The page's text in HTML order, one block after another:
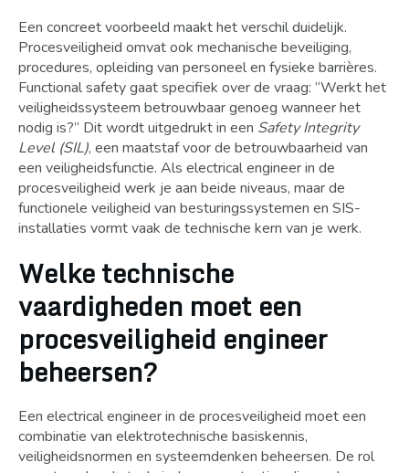
Een concreet voorbeeld maakt het verschil duidelijk.
Procesveiligheid omvat ook mechanische beveiliging,
procedures, opleiding van personeel en fysieke barrières.
Functional safety gaat specifiek over de vraag: “Werkt het
veiligheidssysteem betrouwbaar genoeg wanneer het
nodig is?” Dit wordt uitgedrukt in een Safety Integrity
Level (SIL), een maatstaf voor de betrouwbaarheid van
een veiligheidsfunctie. Als electrical engineer in de
procesveiligheid werk je aan beide niveaus, maar de
functionele veiligheid van besturingssystemen en SIS-
installaties vormt vaak de technische kern van je werk.
Welke technische
vaardigheden moet een
procesveiligheid engineer
beheersen?
Een electrical engineer in de procesveiligheid moet een
combinatie van elektrotechnische basiskennis,
veiligheidsnormen en systeemdenken beheersen. De rol